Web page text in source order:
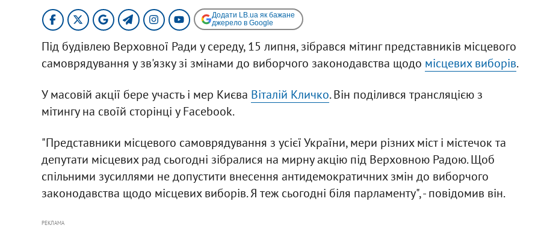
Додати LB.ua як бажане
джерело в Google
Під будівлею Верховної Ради у середу, 15 липня, зібрався мітинг представників місцевого
самоврядування у зв'язку зі змінами до виборчого законодавства щодо місцевих виборів.
У масовій акції бере участь і мер Києва Віталій Кличко. Він поділився трансляцією з
мітингу на своїй сторінці у Facebook.
"Представники місцевого самоврядування з усієї України, мери різних міст і містечок та
депутати місцевих рад сьогодні зібралися на мирну акцію під Верховною Радою. Щоб
спільними зусиллями не допустити внесення антидемократичних змін до виборчого
законодавства щодо місцевих виборів. Я теж сьогодні біля парламенту", - повідомив він.
РЕКЛАМА